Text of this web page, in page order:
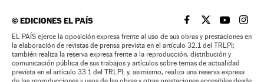
©EDICIONES EL PAÍS EL PAÍS BRASIL EN
EL PAÍSEL PAÍS
EL
EL PAÍS ejerce la oposición expresa frente al uso de sus obras y prestaciones en
la elaboración de revistas de prensa prevista en el artículo 32.1 del TRLPI;
también realiza la reserva expresa frente a la reproducción, distribución y
comunicación pública de sus trabajos y artículos sobre temas de actualidad
prevista en el artículo 33.1 del TRLPI; y, asimismo, realiza una reserva expresa